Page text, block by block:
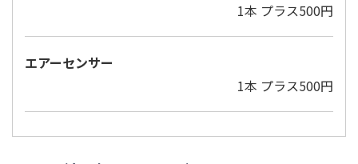
1本 プラス500円
エアーセンサー
1本 プラス500円